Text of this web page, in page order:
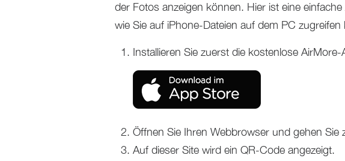
der Fotos anzeigen können. Hier ist eine
wie Sie auf iPhone-Dateien auf dem PC zugreifen
Installieren Sie zuerst die kostenlose
Öffnen Sie Ihren Webbrowser und gehen Sie
Auf dieser Site wird ein QR-Code angezeigt.